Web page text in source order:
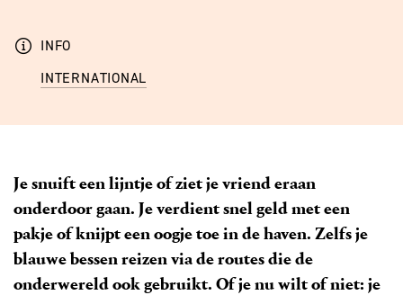
Je snuift een lijntje of ziet je vriend eraan
onderdoor gaan. Je verdient snel geld met een
pakje of knijpt een oogje toe in de haven. Zelfs je
blauwe bessen reizen via de routes die de
onderwereld ook gebruikt. Of je nu wilt of niet: je
INFO
INTERNATIONAL